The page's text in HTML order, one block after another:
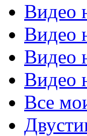
Видео
Видео
Видео
Видео
Все